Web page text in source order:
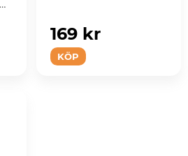
KÖP
169 kr